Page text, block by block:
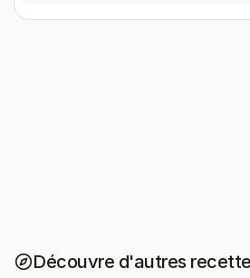
Découvre d'autres